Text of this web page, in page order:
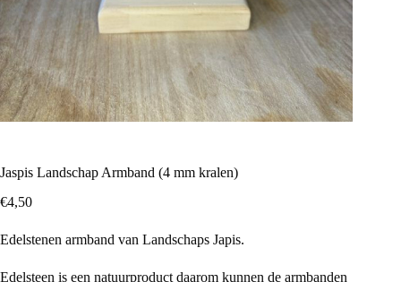
Jaspis Landschap Armband (4 mm kralen)
€4,50
Edelstenen armband van Landschaps Japis.
Edelsteen is een natuurproduct daarom kunnen de armbanden